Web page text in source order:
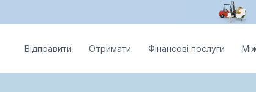
Відправити Отримати Фінансові послуги